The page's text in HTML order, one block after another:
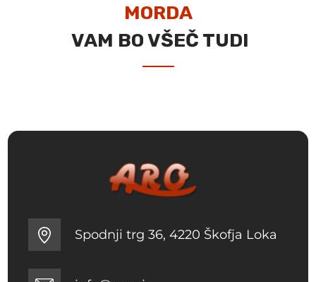
MORDA
VAM BO VŠEČ TUDI
Spodnji trg 36, 4220 Škofja Loka